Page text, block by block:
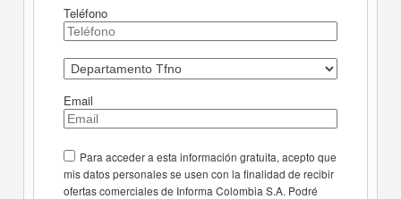
Teléfono
Email
Para acceder a esta información gratuita, acepto que
mis datos personales se usen con la finalidad de recibir
ofertas comerciales de Informa Colombia S.A. Podré